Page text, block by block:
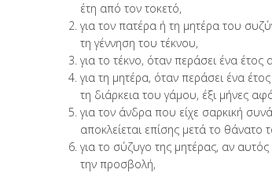
έτη από τον τοκετό,
για τον πατέρα ή τη μητέρα του
τη γέννηση του τέκνου,
για το τέκνο, όταν περάσει ένα έτος
για τη μητέρα, όταν περάσει ένα
τη διάρκεια του γάμου, έξι μήνες
για τον άνδρα που είχε σαρκική
αποκλείεται επίσης μετά το θάνατο
για το σύζυγο της μητέρας, αν αυτός
την προσβολή,